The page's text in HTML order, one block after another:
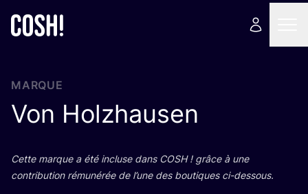
MARQUE
Von Holzhausen
Cette marque a été incluse dans COSH! grâce à une
contri­bu­tion rému­né­rée de l’une des bou­tiques ci-dessous.